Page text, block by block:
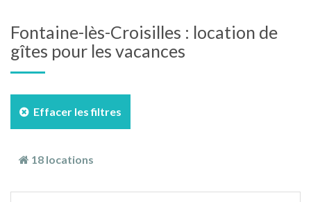
Fontaine-lès-Croisilles : location de
gîtes pour les vacances
Effacer les filtres
18 locations